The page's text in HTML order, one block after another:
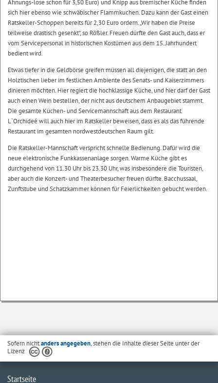
Ahnungs-lose schon für 3,50 Euro) und Knipp aus bremischer Küche finden
sich hier ebenso wie schwäbischer Flammkuchen. Dazu kann der Gast einen
Ratskeller-Schoppen bereits für 2,30 Euro ordern. „Wir haben die Preise
teilweise drastisch gesenkt“, so Rößler. Freuen dürfte den Gast auch, dass er
vom Servicepersonal in historischen Kostümen aus dem 15. Jahrhundert
bedient wird.
Etwas tiefer in die Geldbörse greifen müssen all diejenigen, die statt an den
Holztischen lieber im festlichen Ambiente des Senats- und Kaiserzimmers
dinieren möchten. Hier regiert die hochklassige Küche, und hier darf der Gast
auch einen Wein bestellen, der nicht aus deutschem Anbaugebiet stammt.
Die gesamte Küchen- und Servicemannschaft aus dem Restaurant
L`Orchideé will auch hier im Ratskeller beweisen, dass es als das führende
Restaurant im gesamten nordwestdeutschen Raum gilt.
Die Ratskeller-Mannschaft verspricht schnelle Bedienung. Dafür wird die
neue elektronische Funkkassenanlage sorgen. Warme Küche gibt es
durchgehend von 11.30 Uhr bis 23.30 Uhr, was insbesondere die Touristen,
aber auch die Konzert- und Theaterbesucher freuen dürfte. Bacchussaal,
Zunftstube und Schatzkammer können für Feierlichkeiten gebucht werden.
Sofern nichtanders angegeben, stehen die Inhalte dieser Seite unter der
Lizenz
Startseite